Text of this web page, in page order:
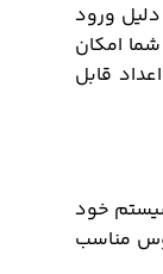
ورود
امکان
قابل
خود
مناسب